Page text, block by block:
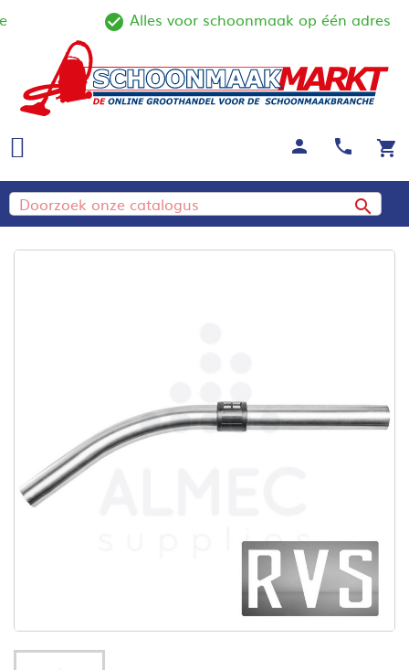
check_circle_outline
Alles voor schoonmaak op één adres
shopping_cart
call
person
